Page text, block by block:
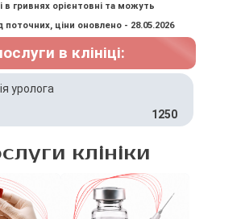
в гривнях орієнтовні та можуть
поточних, ціни оновлено - 28.05.2026
в клініці:
уролога
1250
клініки